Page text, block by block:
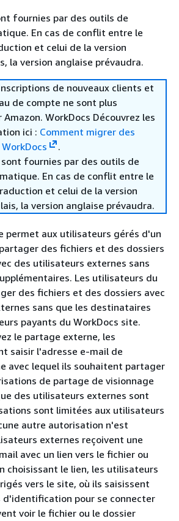
fournies par des outils de
En cas de conflit entre le
et celui de la version
la version anglaise prévaudra.
de nouveaux clients et
de compte ne sont plus
WorkDocs Découvrez les
ici : Comment migrer des
.
fournies par des outils de
En cas de conflit entre le
et celui de la version
la version anglaise prévaudra.
permet aux utilisateurs gérés d'un
des fichiers et des dossiers
des utilisateurs externes sans
Les utilisateurs du
des fichiers et des dossiers avec
sans que les destinataires
payants du WorkDocs site.
le partage externe, les
saisir l'adresse e-mail de
avec lequel ils souhaitent partager
de partage de visionnage
des utilisateurs externes sont
sont limitées aux utilisateurs
autre autorisation n'est
externes reçoivent une
avec un lien vers le fichier ou
choisissant le lien, les utilisateurs
vers le site, où ils saisissent
pour se connecter
voir le fichier ou le dossier